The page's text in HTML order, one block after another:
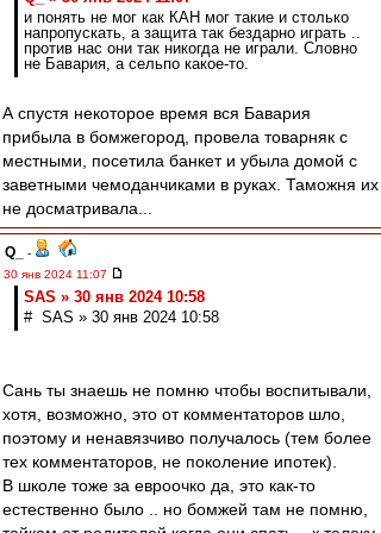
и понять не мог как КАН мог такие и столько
напропускать, а защита так бездарно играть ..
против нас они так никогда не играли. Словно
не Бавария, а сельпо какое-то.
А спустя некоторое время вся Бавария
прибыла в бомжегород, провела товарняк с
местными, посетила банкет и убыла домой с
заветными чемоданчиками в руках. Таможня их
не досматривала...
Q_
-
30 янв 2024 11:07
SAS » 30 янв 2024 10:58
# SAS » 30 янв 2024 10:58
Сань ты знаешь не помню чтобы воспитывали,
хотя, возможно, это от комментаторов шло,
поэтому и ненавязчиво получалось (тем более
тех комментаторов, не поколение ипотек).
В школе тоже за евроочко да, это как-то
естественно было .. но бомжей там не помню,